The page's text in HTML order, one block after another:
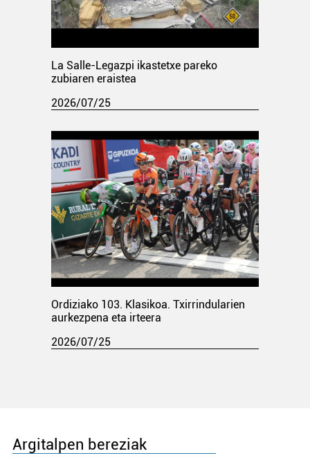
La Salle-Legazpi ikastetxe pareko
zubiaren eraistea
2026/07/25
Ordiziako 103. Klasikoa. Txirrindularien
aurkezpena eta irteera
2026/07/25
Argitalpen bereziak